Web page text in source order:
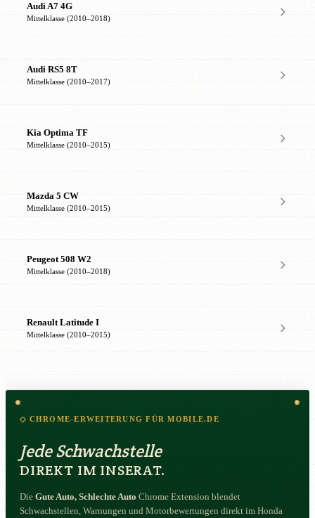
Audi A7 4G
Mittelklasse (2010–2018)
Audi RS5 8T
Mittelklasse (2010–2017)
Kia Optima TF
Mittelklasse (2010–2015)
Mazda 5 CW
Mittelklasse (2010–2015)
Peugeot 508 W2
Mittelklasse (2010–2018)
Renault Latitude I
Mittelklasse (2010–2015)
◇ CHROME-ERWEITERUNG FÜR MOBILE.DE
Jede Schwachstelle
DIREKT IM INSERAT.
Die Gute Auto, Schlechte Auto Chrome Extension blendet
Schwachstellen, Warnungen und Motorbewertungen direkt im Honda